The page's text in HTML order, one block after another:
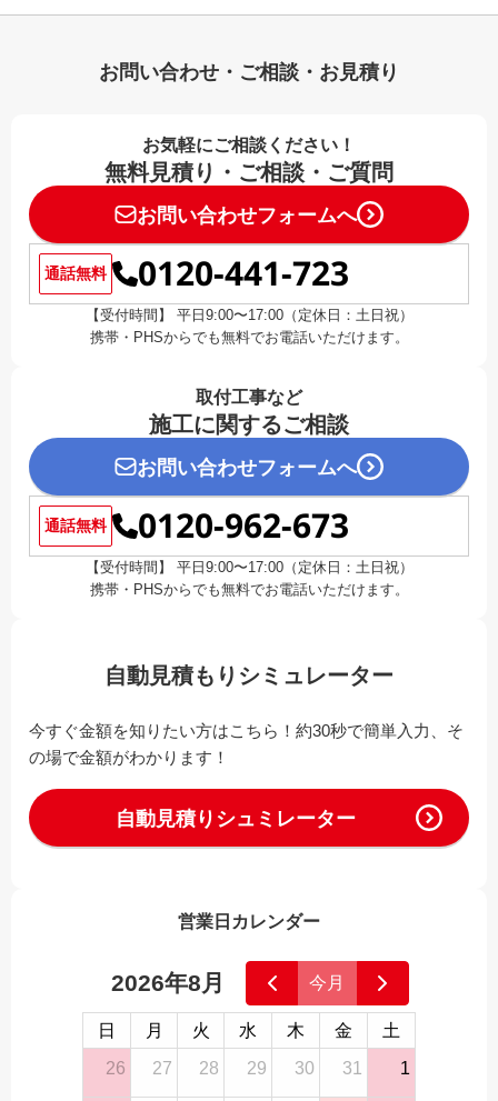
お問い合わせ・ご相談・お見積り
お気軽にご相談ください！
無料見積り・ご相談・ご質問
お問い合わせフォームへ
通話無料 0120-441-723
【受付時間】 平日9:00〜17:00（定休日：土日祝）
携帯・PHSからでも無料でお電話いただけます。
取付工事など
施工に関するご相談
お問い合わせフォームへ
通話無料 0120-962-673
【受付時間】 平日9:00〜17:00（定休日：土日祝）
携帯・PHSからでも無料でお電話いただけます。
自動見積もりシミュレーター
今すぐ金額を知りたい方はこちら！約30秒で簡単入力、そ
の場で金額がわかります！
自動見積りシュミレーター
営業日カレンダー
2026年8月 今月
日 月 火 水 木 金
土
26
27 28 29 30 31 1